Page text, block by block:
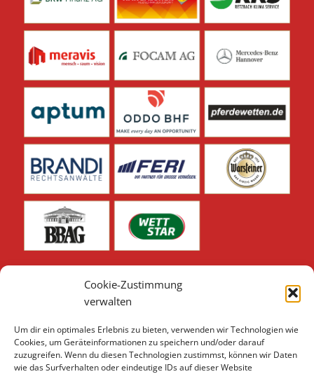
Cookie-Zustimmung
verwalten
Um dir ein optimales Erlebnis zu bieten, verwenden wir Technologien wie
Cookies, um Geräteinformationen zu speichern und/oder darauf
zuzugreifen. Wenn du diesen Technologien zustimmst, können wir Daten
wie das Surfverhalten oder eindeutige IDs auf dieser Website
Unsere weiteren Sponsoren & Partner finden Sie hier:
Sponsoren & Partner 2026